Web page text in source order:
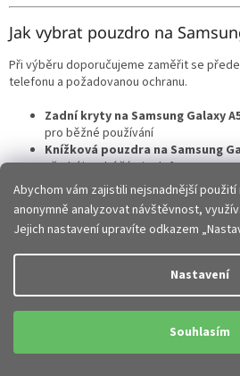
Abychom vám zajistili nejsnadnější
anonymně analyzovat návštěvnost,
Jejich nastavení upravíte odkazem
Nastavení
Souhlasím
Jak vybrat pouzdro na
Při výběru doporučujeme zaměřit se
telefonu a požadovanou ochranu.
Zadní kryty na Samsung Galaxy
pro běžné používání
Knížková pouzdra na Samsung
přední i zadní části telefonu
Hybridní pouzdra– zesílené rohy a
Silikonové obaly– pružné,
nárazy
Elegantní obaly– stylový vzhled
nošení
Každý typ pouzdra nabízí jiné výhody a
preferujete maximální ochranu, tenké
design.